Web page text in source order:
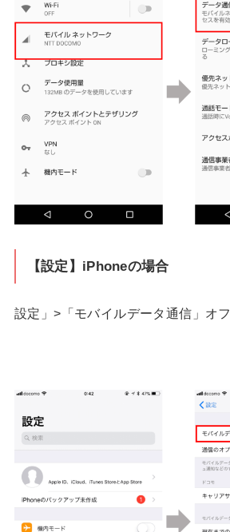
【設定】iPhoneの場合
設定」>「モバイルデータ通信」オフ